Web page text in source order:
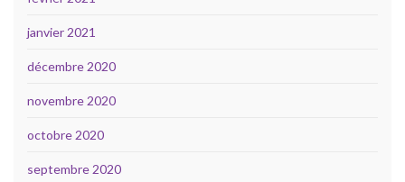
janvier 2021
décembre 2020
novembre 2020
octobre 2020
septembre 2020